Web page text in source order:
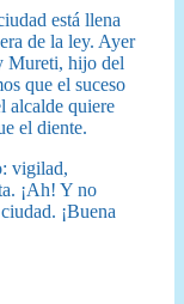
está llena
de la ley. Ayer
Mureti, hijo del
que el suceso
alcalde quiere
el diente.
vigilad,
¡Ah! Y no
¡Buena